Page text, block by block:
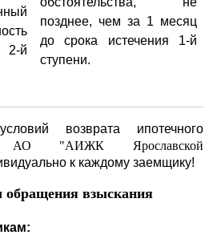
2-й
позднее, чем за 1 месяц
до срока истечения 1-й
ступени.
возврата ипотечного
АО "АИЖК Ярославской
к каждому заемщику!
обращения взыскания